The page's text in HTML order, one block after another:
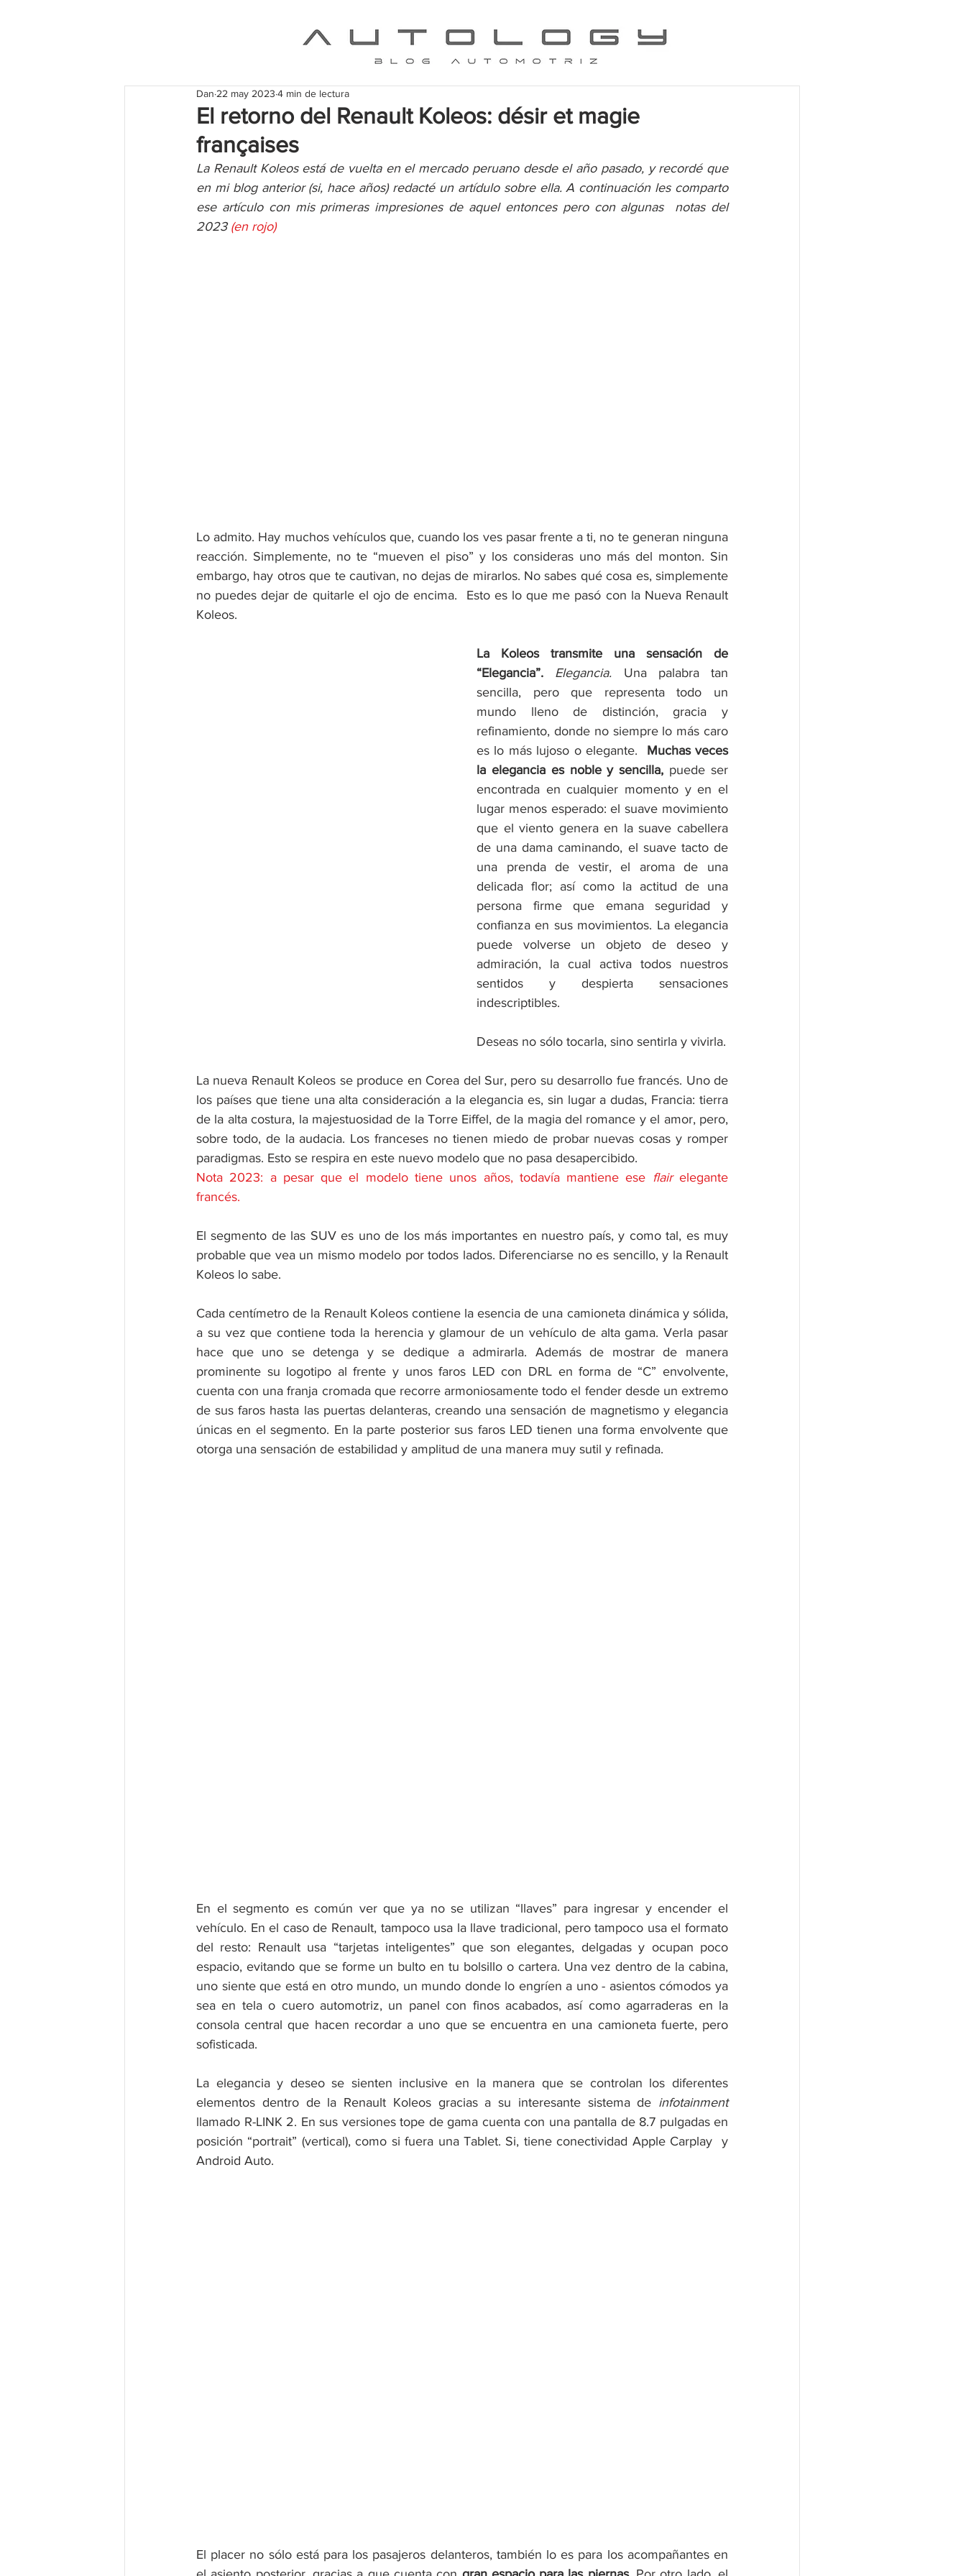
El retorno del Renault Koleos: désir et magie
françaises
Dan 22 may 2023 4 min de lectura
La Renault Koleos está de vuelta en el mercado peruano desde el año pasado, y recordé que
en mi blog anterior (si, hace años) redacté un artídulo sobre ella. A continuación les comparto
ese artículo con mis primeras impresiones de aquel entonces pero con algunas  notas del
2023 (en rojo)
Lo admito. Hay muchos vehículos que, cuando los ves pasar frente a ti, no te generan ninguna
reacción. Simplemente, no te “mueven el piso” y los consideras uno más del monton. Sin
embargo, hay otros que te cautivan, no dejas de mirarlos. No sabes qué cosa es, simplemente
no puedes dejar de quitarle el ojo de encima.  Esto es lo que me pasó con la Nueva Renault
Koleos.
La Koleos transmite una sensación de
“Elegancia”.
Elegancia. Una palabra tan
sencilla, pero que representa todo un
mundo lleno de distinción, gracia y
refinamiento, donde no siempre lo más caro
es lo más lujoso o elegante. Muchas veces
la elegancia es noble y sencilla, puede ser
encontrada en cualquier momento y en el
lugar menos esperado: el suave movimiento
que el viento genera en la suave cabellera
de una dama caminando, el suave tacto de
una prenda de vestir, el aroma de una
delicada flor; así como la actitud de una
persona firme que emana seguridad y
confianza en sus movimientos. La elegancia
puede volverse un objeto de deseo y
admiración, la cual activa todos nuestros
sentidos y despierta sensaciones
indescriptibles.
Deseas no sólo tocarla, sino sentirla y vivirla.
La nueva Renault Koleos se produce en Corea del Sur, pero su desarrollo fue francés. Uno de
los países que tiene una alta consideración a la elegancia es, sin lugar a dudas, Francia: tierra
de la alta costura, la majestuosidad de la Torre Eiffel, de la magia del romance y el amor, pero,
sobre todo, de la audacia. Los franceses no tienen miedo de probar nuevas cosas y romper
paradigmas. Esto se respira en este nuevo modelo que no pasa desapercibido.
Nota 2023: a pesar que el modelo tiene unos años, todavía mantiene ese flair elegante
francés.
El segmento de las SUV es uno de los más importantes en nuestro país, y como tal, es muy
probable que vea un mismo modelo por todos lados. Diferenciarse no es sencillo, y la Renault
Koleos lo sabe.
Cada centímetro de la Renault Koleos contiene la esencia de una camioneta dinámica y sólida,
a su vez que contiene toda la herencia y glamour de un vehículo de alta gama. Verla pasar
hace que uno se detenga y se dedique a admirarla. Además de mostrar de manera
prominente su logotipo al frente y unos faros LED con DRL en forma de “C” envolvente,
cuenta con una franja cromada que recorre armoniosamente todo el fender desde un extremo
de sus faros hasta las puertas delanteras, creando una sensación de magnetismo y elegancia
únicas en el segmento. En la parte posterior sus faros LED tienen una forma envolvente que
otorga una sensación de estabilidad y amplitud de una manera muy sutil y refinada.
En el segmento es común ver que ya no se utilizan “llaves” para ingresar y encender el
vehículo. En el caso de Renault, tampoco usa la llave tradicional, pero tampoco usa el formato
del resto: Renault usa “tarjetas inteligentes” que son elegantes, delgadas y ocupan poco
espacio, evitando que se forme un bulto en tu bolsillo o cartera. Una vez dentro de la cabina,
uno siente que está en otro mundo, un mundo donde lo engríen a uno - asientos cómodos ya
sea en tela o cuero automotriz, un panel con finos acabados, así como agarraderas en la
consola central que hacen recordar a uno que se encuentra en una camioneta fuerte, pero
sofisticada.
La elegancia y deseo se sienten inclusive en la manera que se controlan los diferentes
elementos dentro de la Renault Koleos gracias a su interesante sistema de
infotainment
llamado R-LINK 2. En sus versiones tope de gama cuenta con una pantalla de 8.7 pulgadas en
posición “portrait” (vertical), como si fuera una Tablet. Si, tiene conectividad Apple Carplay  y
Android Auto.
El placer no sólo está para los pasajeros delanteros, también lo es para los acompañantes en